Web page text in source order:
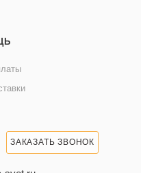
ЗАКАЗАТЬ ЗВОНОК